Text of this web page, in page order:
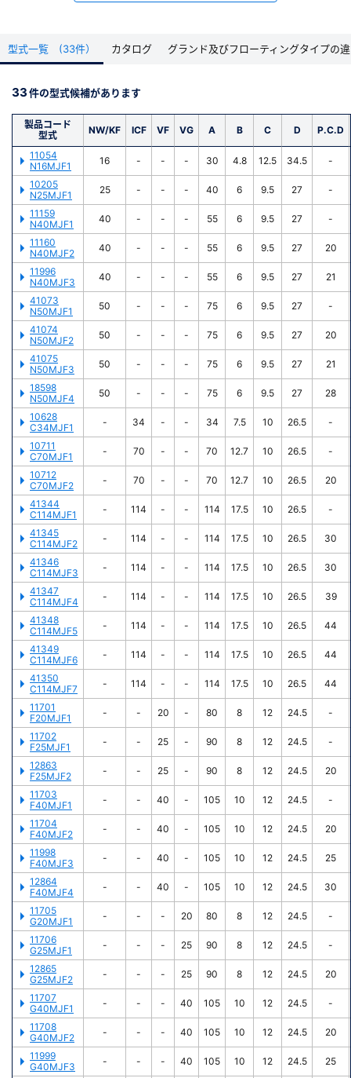
型式一覧 (33件） カタログ グランド及びフローティングタイプの
33件の型式候補があります
製品コード
型式
NW/KF ICF VF VG A B C D P.C.D
11054
N16MJF1
16 - - - 30 4.8 12.5 34.5
-
10205
N25MJF1
25 - - - 40 6 9.5 27
-
11159
N40MJF1
40 - - - 55 6 9.5 27
-
11160
N40MJF2
40 - - - 55 6 9.5 27
20
11996
N40MJF3
40 - - - 55 6 9.5 27
21
41073
N50MJF1
50 - - - 75 6 9.5 27
-
41074
N50MJF2
50 - - - 75 6 9.5 27
20
41075
N50MJF3
50 - - - 75 6 9.5 27
21
18598
N50MJF4
50 - - - 75 6 9.5 27
28
10628
C34MJF1
- 34 - - 34 7.5 10 26.5
-
10711
C70MJF1
- 70 - - 70 12.7 10 26.5
-
10712
C70MJF2
- 70 - - 70 12.7 10 26.5
20
41344
C114MJF1
- 114 - - 114 17.5 10 26.5
-
41345
C114MJF2
- 114 - - 114 17.5 10 26.5
30
41346
C114MJF3
- 114 - - 114 17.5 10 26.5
30
41347
C114MJF4
- 114 - - 114 17.5 10 26.5
39
41348
C114MJF5
- 114 - - 114 17.5 10 26.5
44
41349
C114MJF6
- 114 - - 114 17.5 10 26.5
44
41350
C114MJF7
- 114 - - 114 17.5 10 26.5
44
11701
F20MJF1
- - 20 - 80 8 12 24.5
-
11702
F25MJF1
- - 25 - 90 8 12 24.5
-
12863
F25MJF2
- - 25 - 90 8 12 24.5
20
11703
F40MJF1
- - 40 - 105 10 12 24.5
-
11704
F40MJF2
- - 40 - 105 10 12 24.5
20
11998
F40MJF3
- - 40 - 105 10 12 24.5
25
12864
F40MJF4
- - 40 - 105 10 12 24.5
30
11705
G20MJF1
- - - 20 80 8 12 24.5
-
11706
G25MJF1
- - - 25 90 8 12 24.5
-
12865
G25MJF2
- - - 25 90 8 12 24.5
20
11707
G40MJF1
- - - 40 105 10 12 24.5
-
11708
G40MJF2
- - - 40 105 10 12 24.5
20
11999
G40MJF3
- - - 40 105 10 12 24.5
25